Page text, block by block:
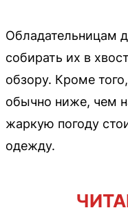
Обладательницам
собирать их в
обзору. Кроме
обычно ниже, чем
жаркую погоду
одежду.